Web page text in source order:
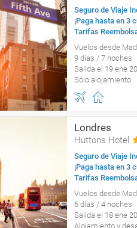
Seguro de Viaje
¡Paga hasta en 3
Tarifas
Vuelos desde
9 días / 7 noches
Salida el 19 ene
Sólo alojamiento
Londres
Huttons Hotel
Seguro de Viaje
¡Paga hasta en 3
Tarifas
Vuelos desde
6 días / 4 noches
Salida el 18 ene
Alojamiento y